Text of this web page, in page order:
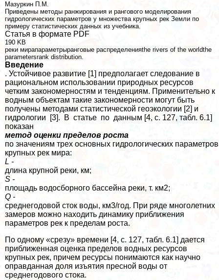
Мазуркин П.М.
Приведены методы ранжирования и рангового моделирования
гидрологических параметров у множества крупных рек Земли по
примеру статистических данных из учебника.
Статья в формате PDF
190 KB
реки мирапараметрыранговые распределенияthe rivers of the worldthe
parametersrank distribution.
Введение
. Устойчивое развитие [1] предполагает следование в
рациональном использовании природных ресурсов
четким закономерностям и тенденциям. Применительно к
водным объектам такие закономерности могут быть
получены методами статистической геоэкологии [2] и
гидрологии [3]. В статье по данным [4, с. 127, табл. 6.1]
показан
метод оценки пределов роста
по значениям трех основных гидрологических параметров
крупных рек мира:
L -
длина крупной реки, км;
S -
площадь водосборного бассейна реки, т. км2;
Q -
среднегодовой сток воды, км3/год. При ряде многолетних
замеров можно находить динамику приближения
параметров рек к пределам роста.
По одному «срезу» времени [4, с. 127, табл. 6.1] дается
приближенная оценка пределов водных ресурсов
крупных рек, причем ресурсы понимаются как научно
оправданная доля изъятия пресной воды от
среднегодового стока.